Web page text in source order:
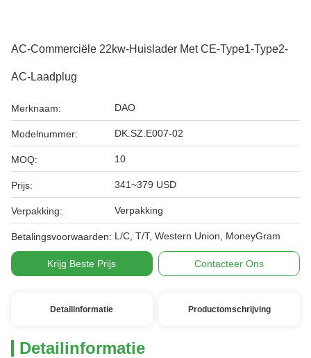
AC-Commerciële 22kw-Huislader Met CE-Type1-Type2-
AC-Laadplug
Merknaam: DAO
Modelnummer: DK.SZ.E007-02
MOQ: 10
Prijs: 341~379 USD
Verpakking: Verpakking
Betalingsvoorwaarden: L/C, T/T, Western Union, MoneyGram
Krijg Beste Prijs Contacteer Ons
Detailinformatie Productomschrijving
Detailinformatie